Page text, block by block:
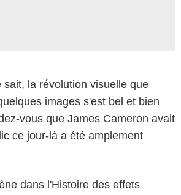
sait, la révolution visuelle que
images s'est bel et bien
vous que James Cameron avait
ce jour-là a été amplement
dans l'Histoire des effets